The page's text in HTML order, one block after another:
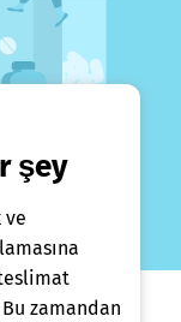
şey
ve
zamandan